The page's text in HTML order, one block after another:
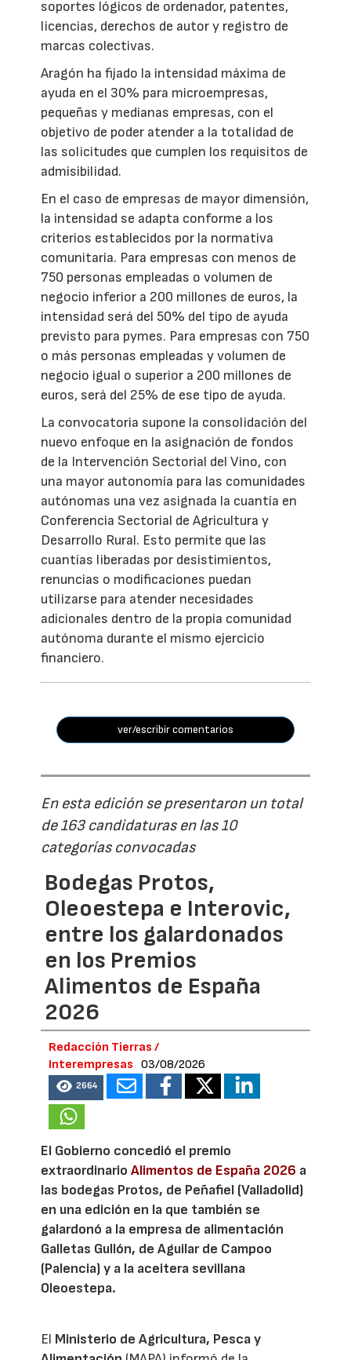
soportes lógicos de ordenador, patentes,
licencias, derechos de autor y registro de
marcas colectivas.
Aragón ha fijado la intensidad máxima de
ayuda en el 30% para microempresas,
pequeñas y medianas empresas, con el
objetivo de poder atender a la totalidad de
las solicitudes que cumplen los requisitos de
admisibilidad.
En el caso de empresas de mayor dimensión,
la intensidad se adapta conforme a los
criterios establecidos por la normativa
comunitaria. Para empresas con menos de
750 personas empleadas o volumen de
negocio inferior a 200 millones de euros, la
intensidad será del 50% del tipo de ayuda
previsto para pymes. Para empresas con 750
o más personas empleadas y volumen de
negocio igual o superior a 200 millones de
euros, será del 25% de ese tipo de ayuda.
La convocatoria supone la consolidación del
nuevo enfoque en la asignación de fondos
de la Intervención Sectorial del Vino, con
una mayor autonomía para las comunidades
autónomas una vez asignada la cuantía en
Conferencia Sectorial de Agricultura y
Desarrollo Rural. Esto permite que las
cuantías liberadas por desistimientos,
renuncias o modificaciones puedan
utilizarse para atender necesidades
adicionales dentro de la propia comunidad
autónoma durante el mismo ejercicio
financiero.
ver/escribir comentarios
En esta edición se presentaron un total
de 163 candidaturas en las 10
categorías convocadas
Bodegas Protos,
Oleoestepa e Interovic,
entre los galardonados
en los Premios
Alimentos de España
2026
Redacción Tierras /
Interempresas
03/08/2026
2664
El Gobierno concedió el premio
extraordinarioAlimentos de España 2026 a
las bodegas Protos, de Peñafiel (Valladolid)
en una edición en la que también se
galardonó a la empresa de alimentación
Galletas Gullón, de Aguilar de Campoo
(Palencia) y a la aceitera sevillana
Oleoestepa.
El Ministerio de Agricultura, Pesca y